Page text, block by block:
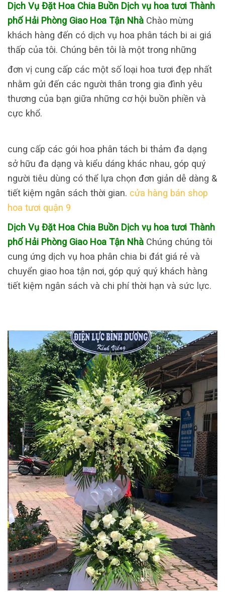
Dịch Vụ Đặt Hoa Chia Buồn Dịch vụ hoa tươi Thành
phố Hải Phòng Giao Hoa Tận Nhà Chào mừng
khách hàng đến có dịch vụ hoa phân tách bi ai giá
thấp của tôi. Chúng bên tôi là một trong những
đơn vị cung cấp các một số loại hoa tươi đẹp nhất
nhằm gửi đến các người thân trong gia đình yêu
thương của bạn giữa những cơ hội buồn phiền và
cực khổ.
cung cấp các gói hoa phân tách bi thảm đa dạng
sở hữu đa dạng và kiểu dáng khác nhau, góp quý
người tiêu dùng có thể lựa chọn đơn giản dễ dàng &
tiết kiệm ngân sách thời gian. cửa hàng bán shop
hoa tươi quận 9
Dịch Vụ Đặt Hoa Chia Buồn Dịch vụ hoa tươi Thành
phố Hải Phòng Giao Hoa Tận Nhà Chúng chúng tôi
cung ứng dịch vụ hoa phân chia bi đát giá rẻ và
chuyển giao hoa tận nơi, góp quý quý khách hàng
tiết kiệm ngân sách và chi phí thời hạn và sức lực.